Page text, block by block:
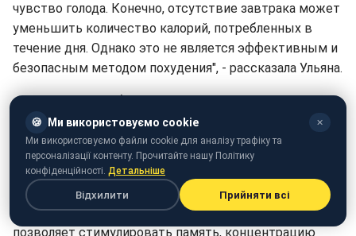
чувство голода. Конечно, отсутствие завтрака может
уменьшить количество калорий, потребленных в
течение дня. Однако это не является эффективным и
безопасным методом похудения", - рассказала Ульяна.
"В среднем между ужином и завтраком проходит 8-
12 часов. Поэтому после пробуждения ваш мозг
нуждается в подзарядке, чтобы нормально
функционировать. Результаты исследований
указывают, что именно полноценный завтрак
позволяет стимулировать память, концентрацию
🍪 Ми використовуємо cookie ✕
Ми використовуємо файли cookie для аналізу трафіку та
персоналізації контенту. Прочитайте нашу Політику
конфіденційності. Детальніше
Відхилити Прийняти всі